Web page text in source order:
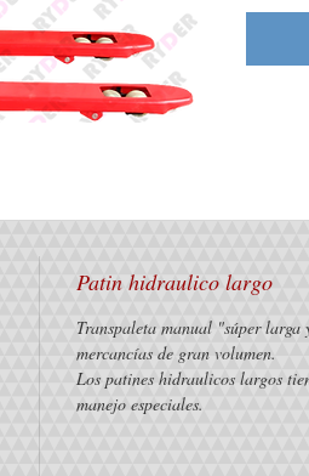
Patin hidraulico largo
Transpaleta manual "súper
mercancías de gran volumen.
Los patines hidraulicos largos
manejo especiales.